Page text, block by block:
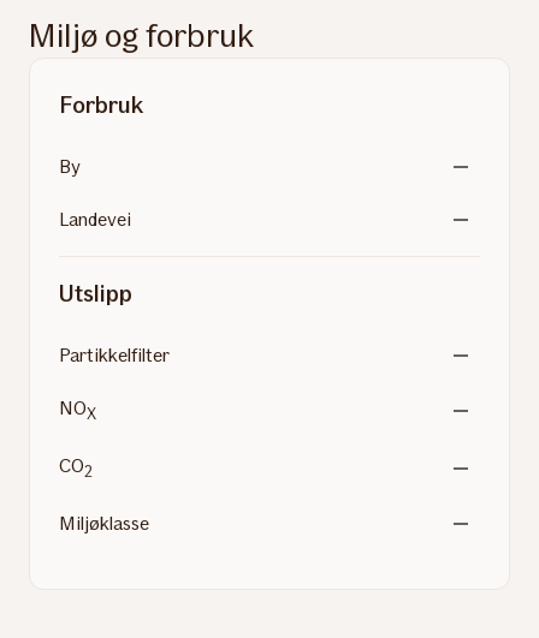
Miljø og forbruk
Forbruk
By
Landevei
Utslipp
Partikkelfilter
NOX
CO2
Miljøklasse